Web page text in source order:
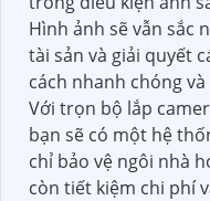
Hình ảnh sẽ vẫn sắc
tài sản và giải quyết
cách nhanh chóng
Với trọn bộ lắp
bạn sẽ có một hệ
chỉ bảo vệ ngôi nhà
còn tiết kiệm chi phí